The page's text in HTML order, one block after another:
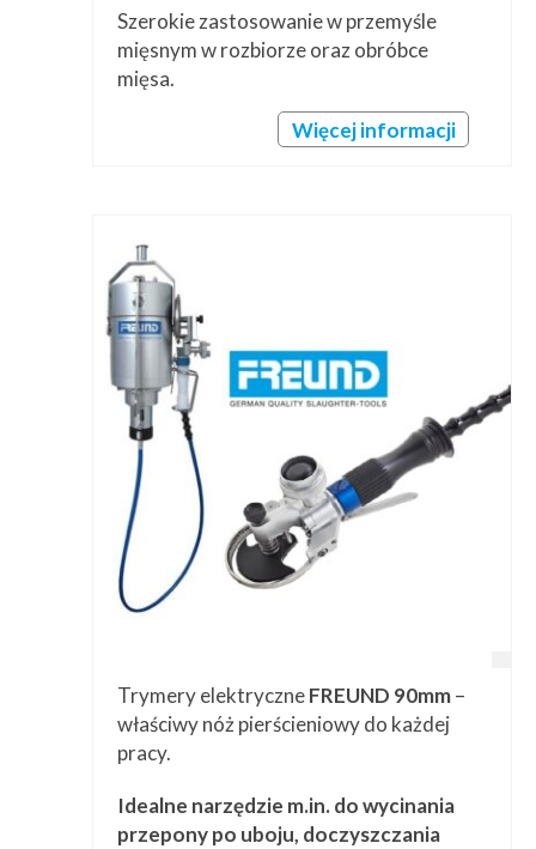
Szerokie zastosowanie w przemyśle
mięsnym w rozbiorze oraz obróbce
mięsa.
Więcej informacji
Trymery elektryczneFREUND 90mm–
właściwy nóż pierścieniowy do każdej
pracy.
Idealne narzędzie m.in. do wycinania
przepony po uboju, doczyszczania